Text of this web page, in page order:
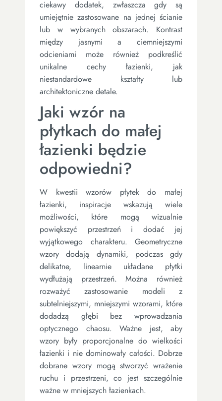
ciekawy dodatek, zwłaszcza gdy są
umiejętnie zastosowane na jednej ścianie
lub w wybranych obszarach. Kontrast
między jasnymi a ciemniejszymi
odcieniami może również podkreślić
unikalne cechy łazienki, jak
niestandardowe kształty lub
architektoniczne detale.
Jaki wzór na
płytkach do małej
łazienki będzie
odpowiedni?
W kwestii wzorów płytek do małej
łazienki, inspiracje wskazują wiele
możliwości, które mogą wizualnie
powiększyć przestrzeń i dodać jej
wyjątkowego charakteru. Geometryczne
wzory dodają dynamiki, podczas gdy
delikatne, linearnie układane płytki
wydłużają przestrzeń. Można również
rozważyć zastosowanie modeli z
subtelniejszymi, mniejszymi wzorami, które
dodadzą głębi bez wprowadzania
optycznego chaosu. Ważne jest, aby
wzory były proporcjonalne do wielkości
łazienki i nie dominowały całości. Dobrze
dobrane wzory mogą stworzyć wrażenie
ruchu i przestrzeni, co jest szczególnie
ważne w mniejszych łazienkach.